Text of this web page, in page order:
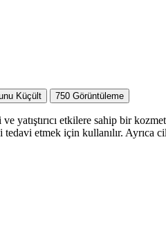
Küçült 750 Görüntüleme
yatıştırıcı etkilere sahip bir
etmek için kullanılır. Ayrıca